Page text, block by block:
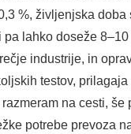
%, življenjska doba
pa lahko doseže
industrije, in
testov,
na cesti, še
potrebe prevoza